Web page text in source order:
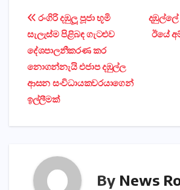
Post
navigation
ඊයේ
රංගිරි දඹුලූ පූජා භූමි
සැලැස්ම පිළිබඳ ගැටළුව
දේශපාලනීකරණ කර
නොගන්නැයි එජාප දඹුල්ල
ආසන සංවිධායකවරයාගෙන්
ඉල්ලීමක්
By News